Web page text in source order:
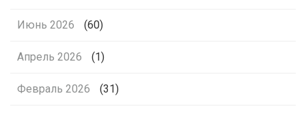
Июнь 2026 (60)
Апрель 2026 (1)
Февраль 2026 (31)